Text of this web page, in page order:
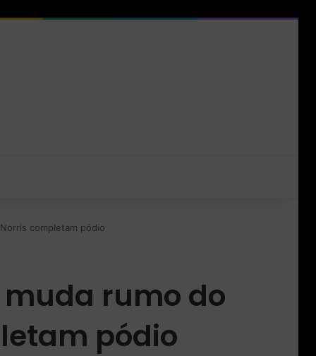
completam pódio
rumo do
pódio